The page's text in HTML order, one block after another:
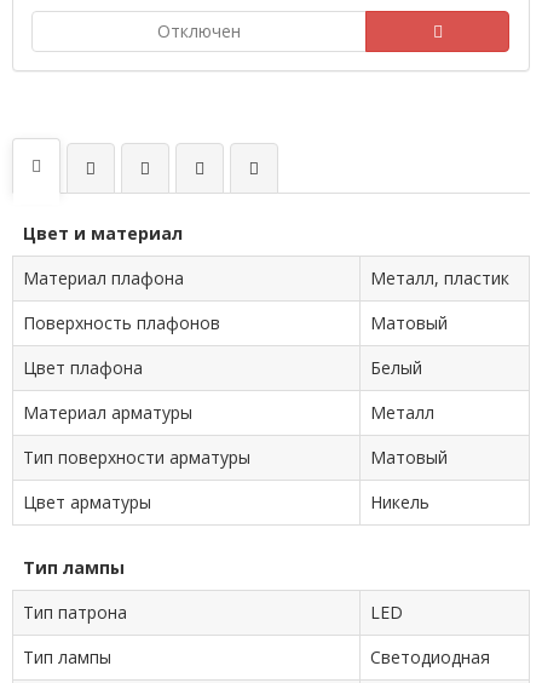
Отключен
Цвет и материал
Материал плафона
Металл, пластик
Поверхность плафонов
Матовый
Цвет плафона
Белый
Материал арматуры
Металл
Тип поверхности арматуры
Матовый
Цвет арматуры
Никель
Тип лампы
Тип патрона
LED
Тип лампы
Светодиодная